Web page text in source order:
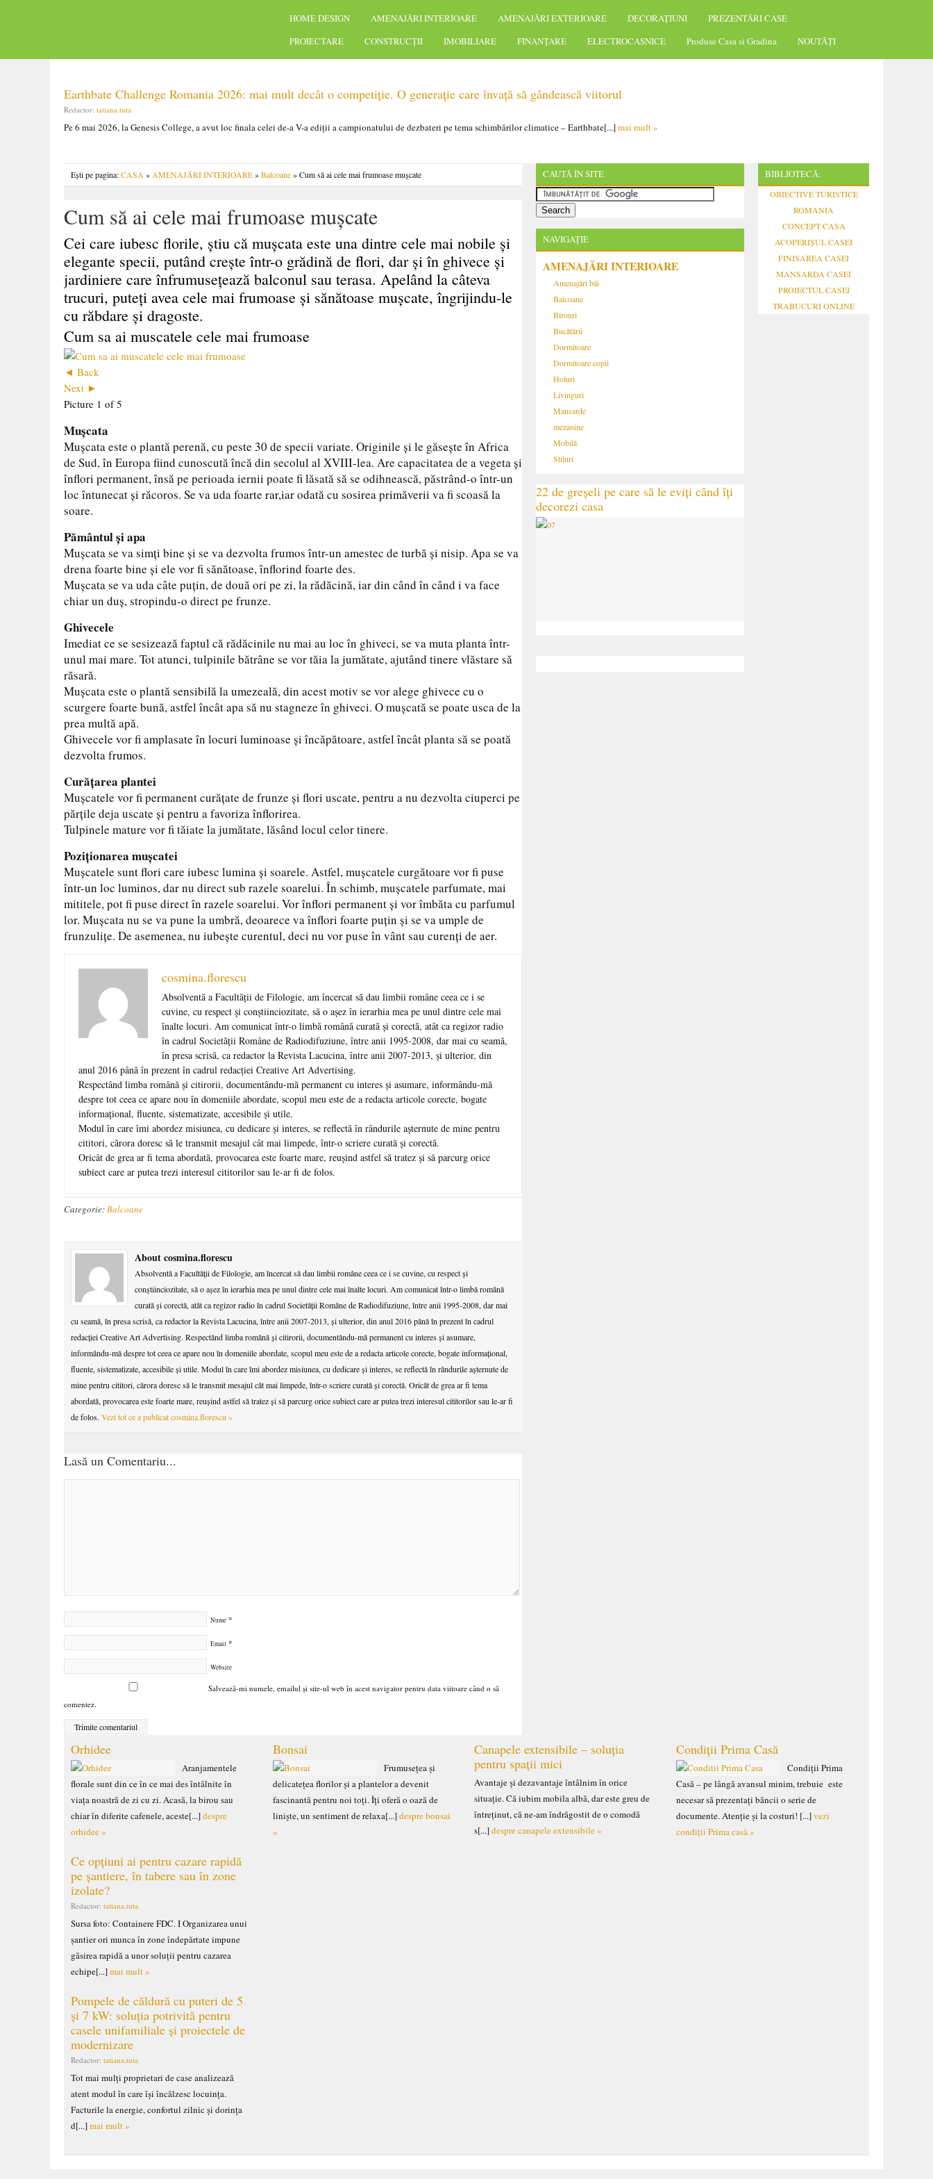
HOME DESIGN AMENAJĂRI INTERIOARE AMENAJĂRI EXTERIOARE DECORAȚIUNI
PREZENTĂRI CASE
PROIECTARE
CONSTRUCȚII IMOBILIARE FINANȚARE ELECTROCASNICE Produse Casa si Gradina NOUTĂȚI
Earthbate Challenge Romania 2026: mai mult decât o competiție. O generație care învață să gândească viitorul
Redactor: tatiana.tuta
Pe 6 mai 2026, la Genesis College, a avut loc finala celei de-a V-a ediții a campionatului de dezbateri pe tema schimbărilor climatice – Earthbate[...]mai mult »
Ești pe pagina:CASA » AMENAJĂRI INTERIOARE»Balcoane» Cum să ai cele mai frumoase muşcate
Cum să ai cele mai frumoase muşcate
Cei care iubesc florile, ştiu că muşcata este una dintre cele mai nobile şi
elegante specii, putând creşte într-o grădină de flori, dar şi în ghivece şi
jardiniere care înfrumuseţează balconul sau terasa. Apelând la câteva
trucuri, puteţi avea cele mai frumoase şi sănătoase muşcate, îngrijindu-le
cu răbdare şi dragoste.
Cum sa ai muscatele cele mai frumoase
◄ Back
Next ►
Picture 1 of 5
Muşcata
Muşcata este o plantă perenă, cu peste 30 de specii variate. Originile şi le găseşte în Africa
de Sud, în Europa fiind cunoscută încă din secolul al XVIII-lea. Are capacitatea de a vegeta şi
înflori permanent, însă pe perioada iernii poate fi lăsată să se odihnească, păstrând-o într-un
loc întunecat şi răcoros. Se va uda foarte rar,iar odată cu sosirea primăverii va fi scoasă la
soare.
Pământul şi apa
Muşcata se va simţi bine şi se va dezvolta frumos într-un amestec de turbă şi nisip. Apa se va
drena foarte bine şi ele vor fi sănătoase, înflorind foarte des.
Muşcata se va uda câte puţin, de două ori pe zi, la rădăcină, iar din când în când i va face
chiar un duş, stropindu-o direct pe frunze.
Ghivecele
Imediat ce se sesizează faptul că rădăcinile nu mai au loc în ghiveci, se va muta planta într-
unul mai mare. Tot atunci, tulpinile bătrâne se vor tăia la jumătate, ajutând tinere vlăstare să
răsară.
Muşcata este o plantă sensibilă la umezeală, din acest motiv se vor alege ghivece cu o
scurgere foarte bună, astfel încât apa să nu stagneze în ghiveci. O muşcată se poate usca de la
prea multă apă.
Ghivecele vor fi amplasate în locuri luminoase şi încăpătoare, astfel încât planta să se poată
dezvolta frumos.
Curăţarea plantei
Muşcatele vor fi permanent curăţate de frunze şi flori uscate, pentru a nu dezvolta ciuperci pe
părţile deja uscate şi pentru a favoriza înflorirea.
Tulpinele mature vor fi tăiate la jumătate, lăsând locul celor tinere.
Poziţionarea muşcatei
Muşcatele sunt flori care iubesc lumina şi soarele. Astfel, muşcatele curgătoare vor fi puse
într-un loc luminos, dar nu direct sub razele soarelui. În schimb, muşcatele parfumate, mai
mititele, pot fi puse direct în razele soarelui. Vor înflori permanent şi vor îmbăta cu parfumul
lor. Muşcata nu se va pune la umbră, deoarece va înflori foarte puţin şi se va umple de
frunzuliţe. De asemenea, nu iubeşte curentul, deci nu vor puse în vânt sau curenţi de aer.
cosmina.florescu
Absolventă a Facultăţii de Filologie, am încercat să dau limbii române ceea ce i se
cuvine, cu respect şi conştiinciozitate, să o aşez în ierarhia mea pe unul dintre cele mai
înalte locuri. Am comunicat într-o limbă română curată şi corectă, atât ca regizor radio
în cadrul Societăţii Române de Radiodifuziune, între anii 1995-2008, dar mai cu seamă,
în presa scrisă, ca redactor la Revista Lacucina, între anii 2007-2013, şi ulterior, din
anul 2016 până în prezent în cadrul redacţiei Creative Art Advertising.
Respectând limba română şi citirorii, documentându-mă permanent cu interes şi asumare, informându-mă
despre tot ceea ce apare nou în domeniile abordate, scopul meu este de a redacta articole corecte, bogate
informaţional, fluente, sistematizate, accesibile şi utile.
Modul în care îmi abordez misiunea, cu dedicare şi interes, se reflectă în rândurile aşternute de mine pentru
cititori, cărora doresc să le transmit mesajul cât mai limpede, într-o scriere curată şi corectă.
Oricât de grea ar fi tema abordată, provocarea este foarte mare, reuşind astfel să tratez şi să parcurg orice
subiect care ar putea trezi interesul cititorilor sau le-ar fi de folos.
Categorie:Balcoane
About cosmina.florescu
Absolventă a Facultăţii de Filologie, am încercat să dau limbii române ceea ce i se cuvine, cu respect şi
conştiinciozitate, să o aşez în ierarhia mea pe unul dintre cele mai înalte locuri. Am comunicat într-o limbă română
curată şi corectă, atât ca regizor radio în cadrul Societăţii Române de Radiodifuziune, între anii 1995-2008, dar mai
cu seamă, în presa scrisă, ca redactor la Revista Lacucina, între anii 2007-2013, şi ulterior, din anul 2016 până în prezent în cadrul
redacţiei Creative Art Advertising. Respectând limba română şi citirorii, documentându-mă permanent cu interes şi asumare,
informându-mă despre tot ceea ce apare nou în domeniile abordate, scopul meu este de a redacta articole corecte, bogate informaţional,
fluente, sistematizate, accesibile şi utile. Modul în care îmi abordez misiunea, cu dedicare şi interes, se reflectă în rândurile aşternute de
mine pentru cititori, cărora doresc să le transmit mesajul cât mai limpede, într-o scriere curată şi corectă. Oricât de grea ar fi tema
abordată, provocarea este foarte mare, reuşind astfel să tratez şi să parcurg orice subiect care ar putea trezi interesul cititorilor sau le-ar fi
de folos. Vezi tot ce a publicatcosmina.florescu »
Lasă un Comentariu...
Nume *
Email *
Website
Salvează-mi numele, emailul și site-ul web în acest navigator pentru data viitoare când o să
comentez.
CAUTĂ ÎN SITE
NAVIGAȚIE
AMENAJĂRI INTERIOARE
Amenajări băi
Balcoane
Birouri
Bucătării
Dormitoare
Dormitoare copii
Holuri
Livinguri
Mansarde
mezanine
Mobilă
Stiluri
22 de greșeli pe care să le eviți când îți
decorezi casa
BIBLIOTECĂ:
OBIECTIVE TURISTICE
ROMANIA
CONCEPT CASA
ACOPERIȘUL CASEI
FINISAREA CASEI
MANSARDA CASEI
PROIECTUL CASEI
TRABUCURI ONLINE
Orhidee
Aranjamentele
florale sunt din ce în ce mai des întâlnite în
viața noastră de zi cu zi. Acasă, la birou sau
chiar în diferite cafenele, aceste[...]despre
orhidee »
Ce opțiuni ai pentru cazare rapidă
pe șantiere, în tabere sau în zone
izolate?
Redactor: tatiana.tuta
Sursa foto: Containere FDC. I Organizarea unui
șantier ori munca în zone îndepărtate impune
găsirea rapidă a unor soluții pentru cazarea
echipe[...]mai mult »
Pompele de căldură cu puteri de 5
și 7 kW: soluția potrivită pentru
casele unifamiliale și proiectele de
modernizare
Redactor: tatiana.tuta
Tot mai mulți proprietari de case analizează
atent modul în care își încălzesc locuința.
Facturile la energie, confortul zilnic și dorința
d[...]mai mult »
Bonsai
Frumusețea și
delicatețea florilor și a plantelor a devenit
fascinantă pentru noi toți. Îți oferă o oază de
liniște, un sentiment de relaxa[...]despre bonsai
»
Canapele extensibile – soluția
pentru spații mici
Avantaje și dezavantaje întâlnim în orice
situație. Că iubim mobila albă, dar este greu de
întreținut, că ne-am îndrăgostit de o comodă
s[...]despre canapele extensibile »
Condiții Prima Casă
Condiții Prima
Casă – pe lângă avansul minim, trebuie este
necesar să prezentați băncii o serie de
documente. Atenție și la costuri! [...]vezi
condiții Prima casă »